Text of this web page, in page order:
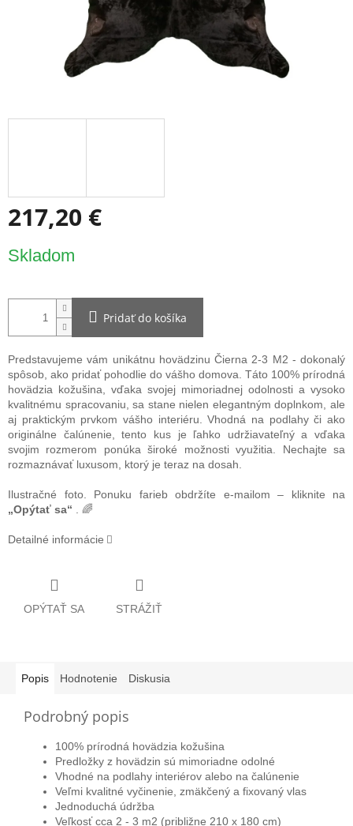
217,20 €
cena:
Skladom
Pridať do košíka
Predstavujeme vám unikátnu hovädzinu Čierna 2-3 M2 - dokonalý
spôsob, ako pridať pohodlie do vášho domova. Táto 100% prírodná
hovädzia kožušina, vďaka svojej mimoriadnej odolnosti a vysoko
kvalitnému spracovaniu, sa stane nielen elegantným doplnkom, ale
aj praktickým prvkom vášho interiéru. Vhodná na podlahy či ako
originálne čalúnenie, tento kus je ľahko udržiavateľný a vďaka
svojim rozmerom ponúka široké možnosti využitia. Nechajte sa
rozmaznávať luxusom, ktorý je teraz na dosah.
Ilustračné foto. Ponuku farieb obdržíte e-mailom – kliknite na
„Opýtať sa“ . 🌈
Detailné informácie
OPÝTAŤ SA STRÁŽIŤ
Popis Hodnotenie Diskusia
Podrobný popis
100% prírodná hovädzia kožušina
Predložky z hovädzin sú mimoriadne odolné
Vhodné na podlahy interiérov alebo na čalúnenie
Veľmi kvalitné vyčinenie, zmäkčený a fixovaný vlas
Jednoduchá údržba
Veľkosť cca 2 - 3 m2 (približne 210 x 180 cm)